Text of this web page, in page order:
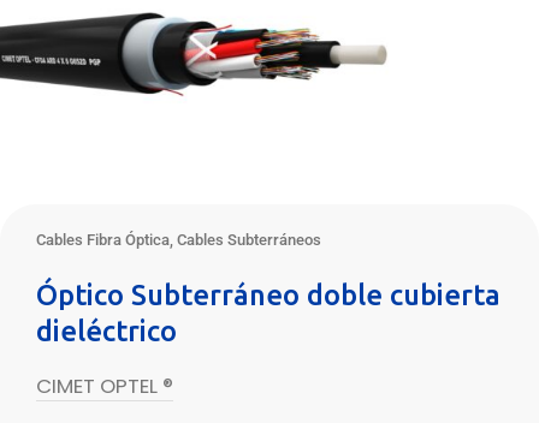
Cables Fibra Óptica Cables Subterráneos
Óptico Subterráneo doble cubierta
dieléctrico
CIMET OPTEL ®